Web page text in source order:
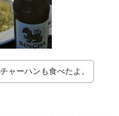
ャーハンも食べたよ。